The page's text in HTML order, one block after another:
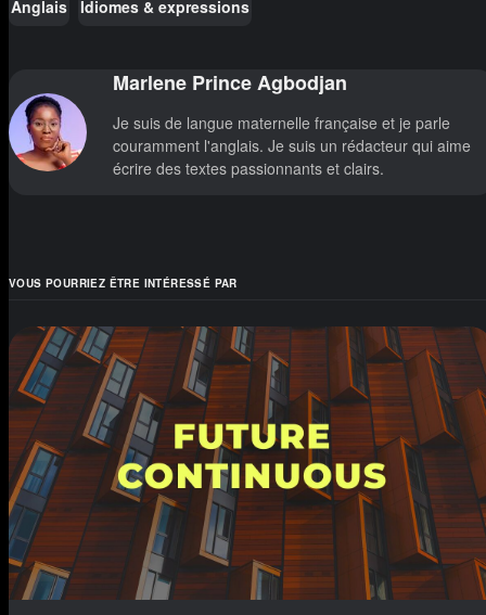
Anglais Idiomes & expressions
Marlene Prince Agbodjan
Je suis de langue maternelle française et je parle
couramment l'anglais. Je suis un rédacteur qui aime
écrire des textes passionnants et clairs.
VOUS POURRIEZ ÊTRE INTÉRESSÉ PAR